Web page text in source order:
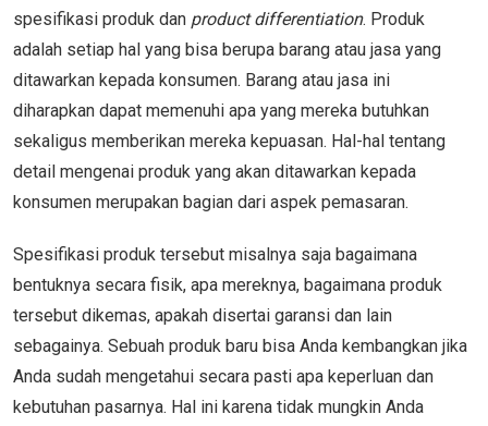
spesifikasi produk dan product differentiation. Produk
adalah setiap hal yang bisa berupa barang atau jasa yang
ditawarkan kepada konsumen. Barang atau jasa ini
diharapkan dapat memenuhi apa yang mereka butuhkan
sekaligus memberikan mereka kepuasan. Hal-hal tentang
detail mengenai produk yang akan ditawarkan kepada
konsumen merupakan bagian dari aspek pemasaran.
Spesifikasi produk tersebut misalnya saja bagaimana
bentuknya secara fisik, apa mereknya, bagaimana produk
tersebut dikemas, apakah disertai garansi dan lain
sebagainya. Sebuah produk baru bisa Anda kembangkan jika
Anda sudah mengetahui secara pasti apa keperluan dan
kebutuhan pasarnya. Hal ini karena tidak mungkin Anda